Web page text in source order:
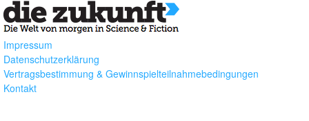
Impressum
Datenschutzerklärung
Vertragsbestimmung & Gewinnspielteilnahmebedingungen
Kontakt